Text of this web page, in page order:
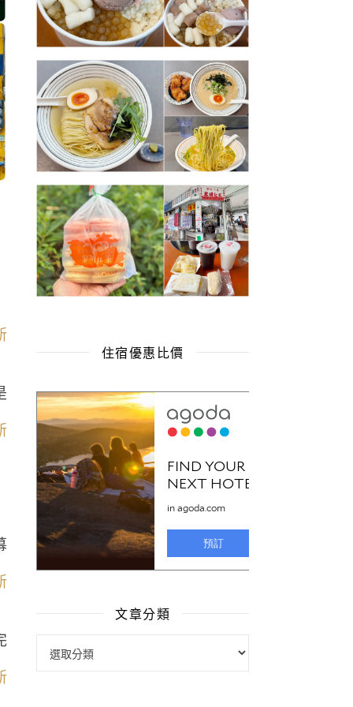
住宿優惠比價
文章分類